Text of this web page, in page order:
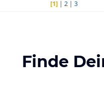
[1]| 2| 3
Finde